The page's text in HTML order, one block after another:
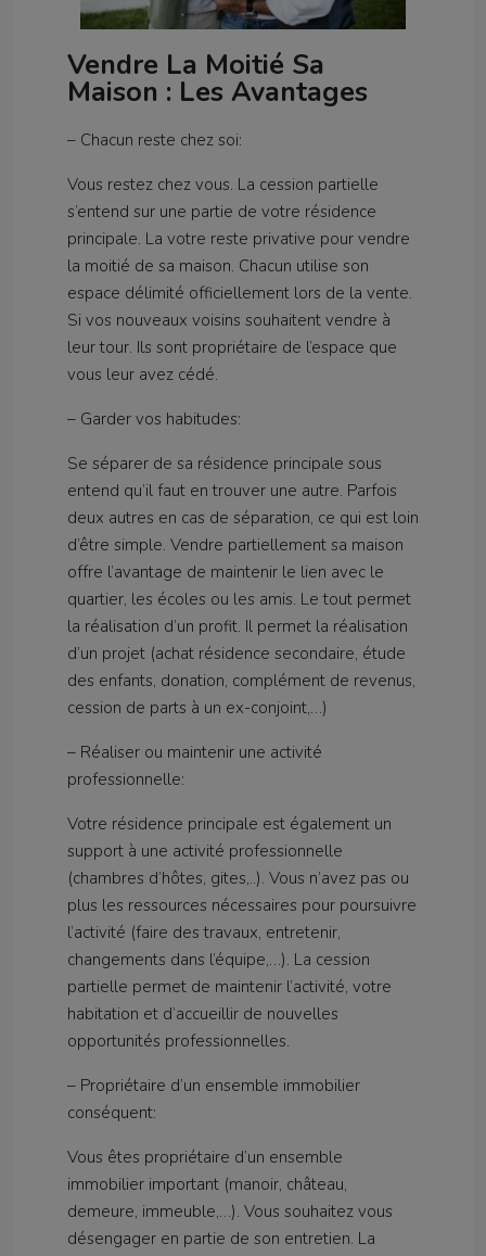
Vendre La Moitié Sa
Maison : Les Avantages
– Chacun reste chez soi:
Vous restez chez vous. La cession partielle
s’entend sur une partie de votre résidence
principale. La votre reste privative pour vendre
la moitié de sa maison. Chacun utilise son
espace délimité officiellement lors de la vente.
Si vos nouveaux voisins souhaitent vendre à
leur tour. Ils sont propriétaire de l’espace que
vous leur avez cédé.
– Garder vos habitudes:
Se séparer de sa résidence principale sous
entend qu’il faut en trouver une autre. Parfois
deux autres en cas de séparation, ce qui est loin
d’être simple. Vendre partiellement sa maison
offre l’avantage de maintenir le lien avec le
quartier, les écoles ou les amis. Le tout permet
la réalisation d’un profit. Il permet la réalisation
d’un projet (achat résidence secondaire, étude
des enfants, donation, complément de revenus,
cession de parts à un ex-conjoint,…)
– Réaliser ou maintenir une activité
professionnelle:
Votre résidence principale est également un
support à une activité professionnelle
(chambres d’hôtes, gites,..). Vous n’avez pas ou
plus les ressources nécessaires pour poursuivre
l’activité (faire des travaux, entretenir,
changements dans l’équipe,…). La cession
partielle permet de maintenir l’activité, votre
habitation et d’accueillir de nouvelles
opportunités professionnelles.
– Propriétaire d’un ensemble immobilier
conséquent:
Vous êtes propriétaire d’un ensemble
immobilier important (manoir, château,
demeure, immeuble,…). Vous souhaitez vous
désengager en partie de son entretien. La